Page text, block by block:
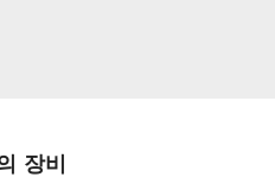
장비